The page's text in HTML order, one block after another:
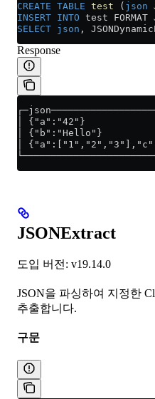
CREATE TABLE test ( json
INSERT INTO test FORMAT
SELECT json ,
Response
│ {"a":"42"}
│ {"b":"Hello"}
│
JSONExtract
도입 버전: v19.14.0
JSON을 파싱하여 지정한
추출합니다.
구문